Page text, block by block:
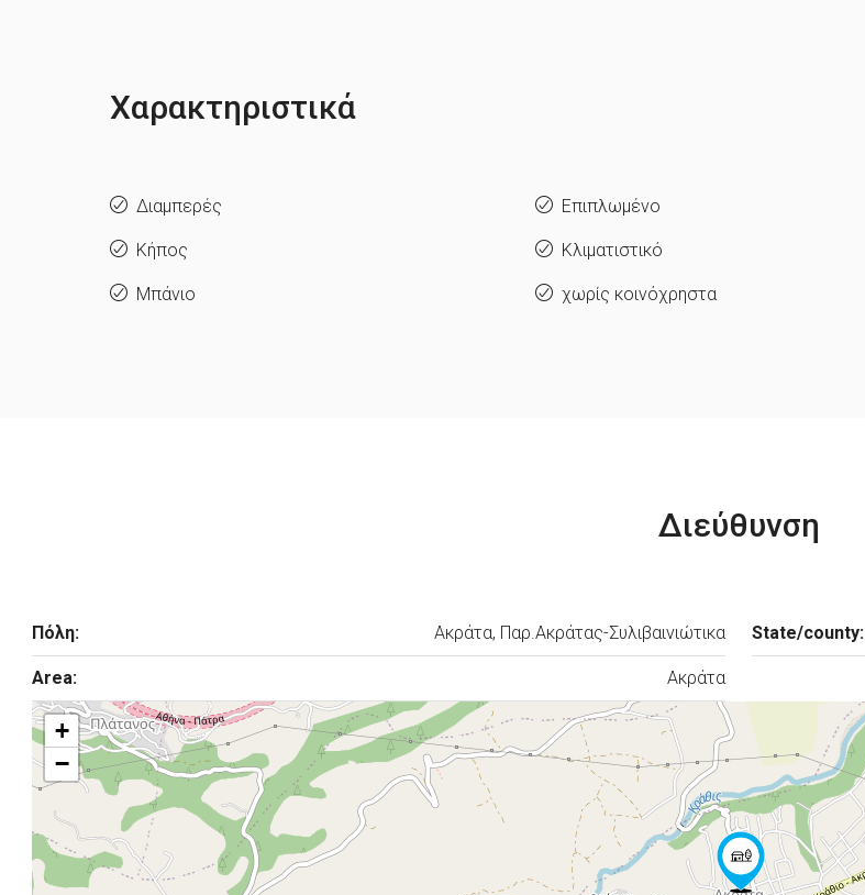
Χαρακτηριστικά
Διαμπερές Επιπλωμένο
Κήπος Κλιματιστικό
Μπάνιο χωρίς κοινόχρηστα
Διεύθυνση
Πόλη: Ακράτα, Παρ.Ακράτας-Συλιβαινιώτικα State/county:
Area: Ακράτα
+
−